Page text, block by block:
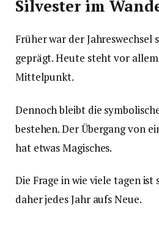
Silvester im
Früher war der Jahreswechsel
geprägt. Heute steht vor
Mittelpunkt.
Dennoch bleibt die
bestehen. Der Übergang von
hat etwas Magisches.
Die Frage in wie viele tagen
daher jedes Jahr aufs Neue.